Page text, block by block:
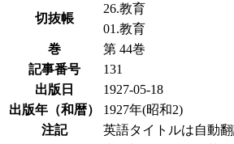
切抜帳
26.教育
01.教育
巻
第 44巻
記事番号
131
出版日
1927-05-18
出版年（和暦）
1927年(昭和2)
注記
英語タイトルは自動